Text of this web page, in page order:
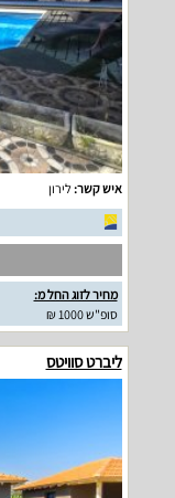
איש קשר:לירון
מחיר לזוג החל מ:
סופ"ש 1000 ₪
ליברט סוויטס